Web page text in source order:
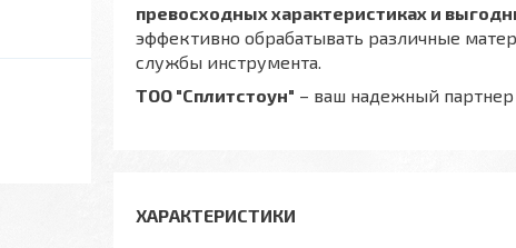
превосходных характеристиках и
эффективно обрабатывать различные
службы инструмента.
ТОО "Сплитстоун" – ваш надежный партнер
ХАРАКТЕРИСТИКИ